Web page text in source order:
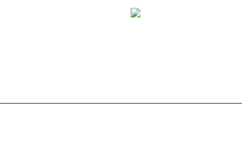
ile korunmaktadır.